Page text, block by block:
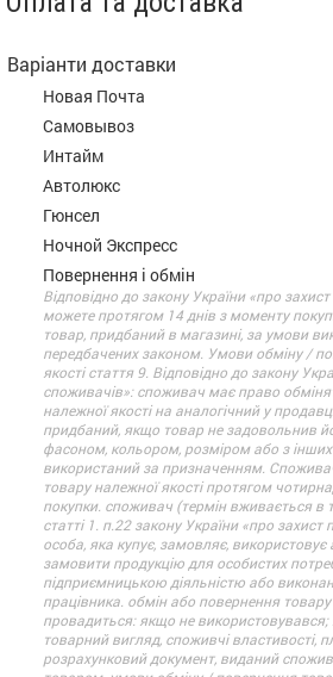
Варіанти доставки
Новая Почта
Самовывоз
Интайм
Автолюкс
Гюнсел
Ночной Экспресс
Повернення і обмін
Відповідно до закону України «про
можете протягом 14 днів з моменту
товар, придбаний в магазині, за умови
передбачених законом. Умови обміну /
якості стаття 9. Відповідно до закону
споживачів»: споживач має право
належної якості на аналогічний у
придбаний, якщо товар не задовольнив
фасоном, кольором, розміром або з
використаний за призначенням.
товару належної якості протягом
покупки. споживач (термін вживається в
статті 1. п.22 закону України «про
особа, яка купує, замовляє,
замовити продукцію для особистих
підприємницькою діяльністю або
працівника. обмін або повернення товару
провадиться: якщо не
товарний вигляд, споживчі властивості,
розрахунковий документ, виданий